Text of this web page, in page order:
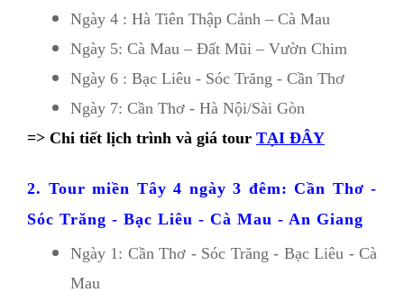
Ngày 4 : Hà Tiên Thập Cảnh – Cà Mau
Ngày 5: Cà Mau – Đất Mũi – Vườn Chim
Ngày 6 : Bạc Liêu - Sóc Trăng - Cần Thơ
Ngày 7: Cần Thơ - Hà Nội/Sài Gòn
=> Chi tiết lịch trình và giá tour TẠI ĐÂY
2. Tour miền Tây 4 ngày 3 đêm: Cần Thơ -
Sóc Trăng - Bạc Liêu - Cà Mau - An Giang
Ngày 1: Cần Thơ - Sóc Trăng - Bạc Liêu - Cà
Mau